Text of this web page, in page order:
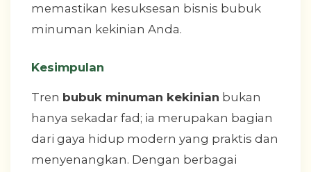
memastikan kesuksesan bisnis bubuk
minuman kekinian Anda.
Kesimpulan
Tren bubuk minuman kekinian bukan
hanya sekadar fad; ia merupakan bagian
dari gaya hidup modern yang praktis dan
menyenangkan. Dengan berbagai